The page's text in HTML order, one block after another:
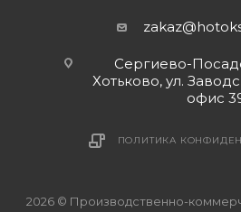
Сергиево-
Хотьково, ул.
офис
ПОЛИТИКА
2026 © Производственно-